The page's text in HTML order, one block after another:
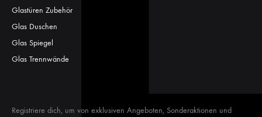
Glastüren Zubehör
Glas Duschen
Glas Spiegel
Glas Trennwände
Registriere dich, um von exklusiven Angeboten, Sonderaktionen und